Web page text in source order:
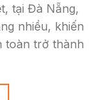
tại Đà Nẵng,
nhiều, khiến
toàn trở thành